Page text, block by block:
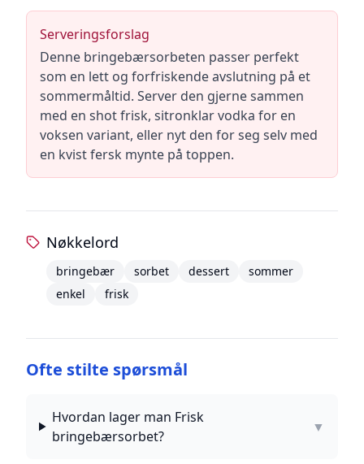
Serveringsforslag
Denne bringebærsorbeten passer perfekt
som en lett og forfriskende avslutning på et
sommermåltid. Server den gjerne sammen
med en shot frisk, sitronklar vodka for en
voksen variant, eller nyt den for seg selv med
en kvist fersk mynte på toppen.
Nøkkelord
bringebær sorbet dessert
sommer
enkel
frisk
Ofte stilte spørsmål
Hvordan lager man Frisk
bringebærsorbet?
▼